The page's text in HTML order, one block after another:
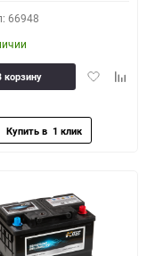
66948
Добавить
корзину